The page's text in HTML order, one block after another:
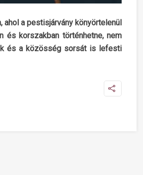
ahol a pestisjárvány könyörtelenül
és korszakban történhetne, nem
és a közösség sorsát is lefesti